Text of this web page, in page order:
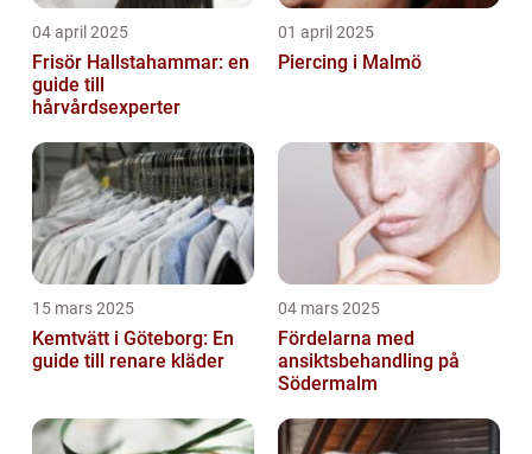
04 april 2025
Frisör Hallstahammar: en
guide till
hårvårdsexperter
01 april 2025
Piercing i Malmö
15 mars 2025
Kemtvätt i Göteborg: En
guide till renare kläder
04 mars 2025
Fördelarna med
ansiktsbehandling på
Södermalm